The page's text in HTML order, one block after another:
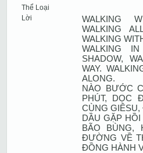
Thể Loại
Lời
WALKING
WALKING
WALKING
WALKING
SHADOW,
WAY.
ALONG.
NÀO BƯỚC
PHÚT, DỌC
CÙNG
DẦU GẶP
BÃO BÙNG,
ĐƯỜNG VỀ
ĐỒNG HÀNH